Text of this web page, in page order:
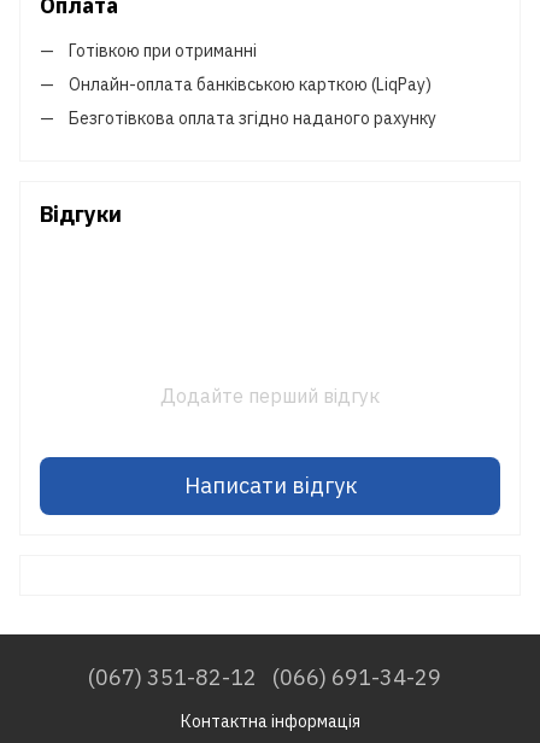
Готівкою при отриманні
Онлайн-оплата банківською карткою (LiqPay)
Безготівкова оплата згідно наданого рахунку
Відгуки
Додайте перший відгук
Написати відгук
(067) 351-82-12 (066) 691-34-29
Контактна інформація